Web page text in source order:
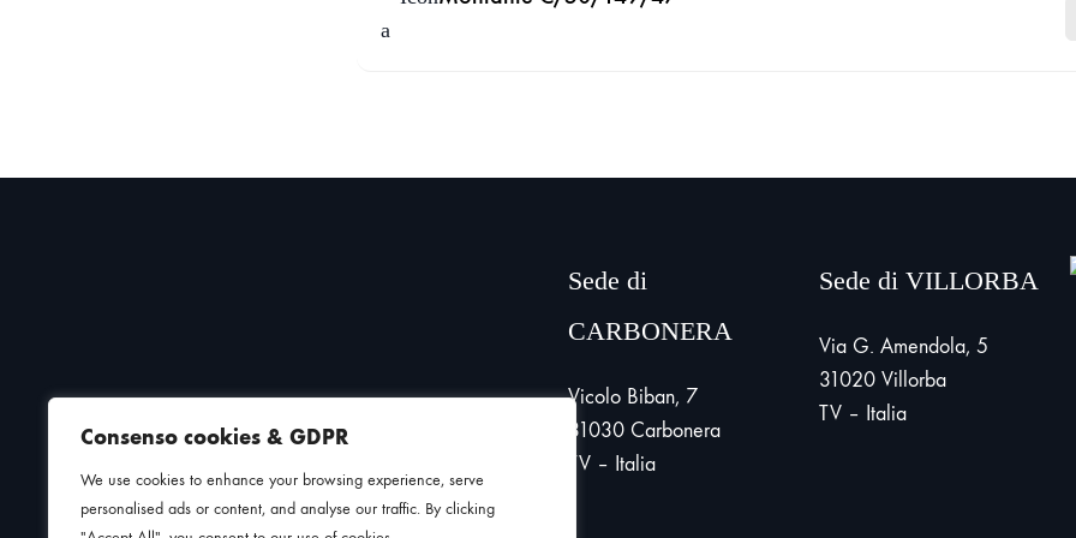
Consenso cookies & GDPR
We use cookies to enhance your browsing experience, serve
personalised ads or content, and analyse our traffic. By clicking
Sede di
CARBONERA
Vicolo Biban, 7
31030 Carbonera
TV – Italia
Sede di VILLORBA
Via G. Amendola, 5
31020 Villorba
TV – Italia